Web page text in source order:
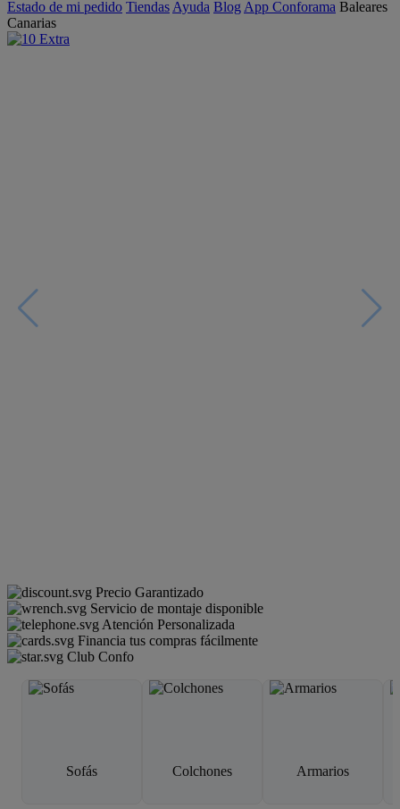
Estado de mi pedido Tiendas Ayuda Blog App Conforama Baleares
Canarias
Precio Garantizado
Servicio de montaje disponible
Atención Personalizada
Financia tus compras fácilmente
Club Confo
Sofás Colchones Armarios